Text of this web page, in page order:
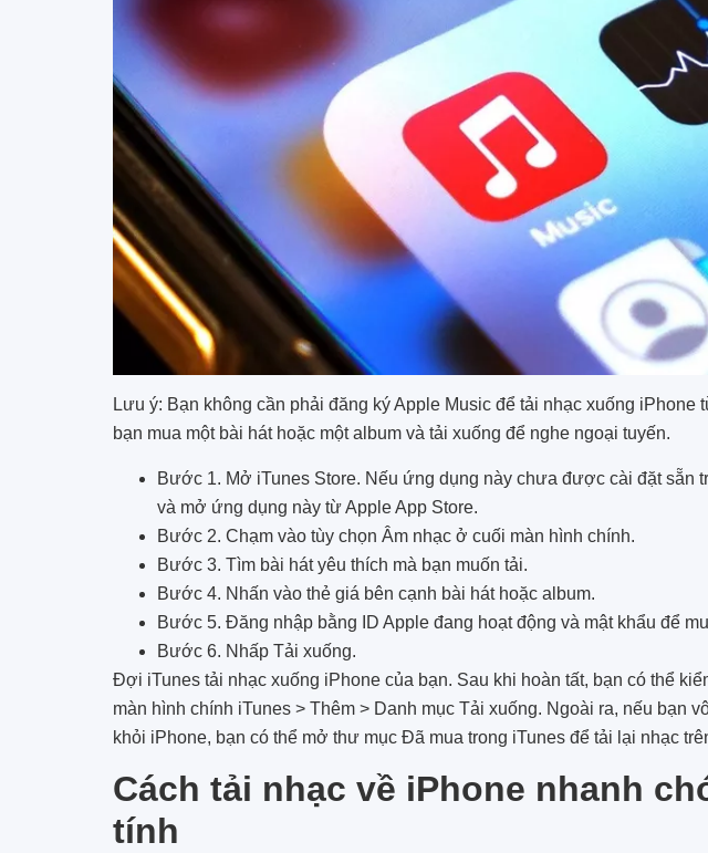
Lưu ý: Bạn không cần phải đăng ký Apple Music để tải nhạc xuống iPhone
bạn mua một bài hát hoặc một album và tải xuống để nghe ngoại tuyến.
Bước 1. Mở iTunes Store. Nếu ứng dụng này chưa được cài đặt sẵn
và mở ứng dụng này từ Apple App Store.
Bước 2. Chạm vào tùy chọn Âm nhạc ở cuối màn hình chính.
Bước 3. Tìm bài hát yêu thích mà bạn muốn tải.
Bước 4. Nhấn vào thẻ giá bên cạnh bài hát hoặc album.
Bước 5. Đăng nhập bằng ID Apple đang hoạt động và mật khẩu để
Bước 6. Nhấp Tải xuống.
Đợi iTunes tải nhạc xuống iPhone của bạn. Sau khi hoàn tất, bạn có thể
màn hình chính iTunes > Thêm > Danh mục Tải xuống. Ngoài ra, nếu bạn
khỏi iPhone, bạn có thể mở thư mục Đã mua trong iTunes để tải lại nhạc
Cách tải nhạc về iPhone nhanh
tính